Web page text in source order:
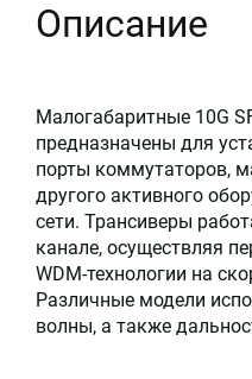
Описание
Малогабаритные 10G
предназначены для
порты коммутаторов,
другого активного
сети. Трансиверы
канале, осуществляя
WDM-технологии на
Различные модели
волны, а также